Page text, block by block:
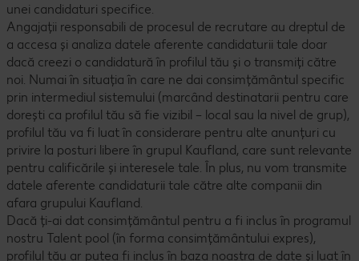
unei candidaturi specifice.
Angajații responsabili de procesul de recrutare au dreptul de
a accesa și analiza datele aferente candidaturii tale doar
dacă creezi o candidatură în profilul tău și o transmiți către
noi. Numai în situația în care ne dai consimțământul specific
prin intermediul sistemului (marcând destinatarii pentru care
dorești ca profilul tău să fie vizibil – local sau la nivel de grup),
profilul tău va fi luat în considerare pentru alte anunțuri cu
privire la posturi libere în grupul Kaufland, care sunt relevante
pentru calificările și interesele tale. În plus, nu vom transmite
datele aferente candidaturii tale către alte companii din
afara grupului Kaufland.
Dacă ți-ai dat consimțământul pentru a fi inclus în programul
nostru Talent pool (în forma consimțământului expres),
profilul tău ar putea fi inclus în baza noastra de date și luat în